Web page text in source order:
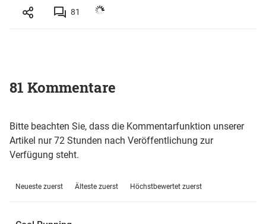
81
81 Kommentare
Bitte beachten Sie, dass die Kommentarfunktion unserer
Artikel nur 72 Stunden nach Veröffentlichung zur
Verfügung steht.
Neueste zuerst Älteste zuerst Höchstbewertet zuerst